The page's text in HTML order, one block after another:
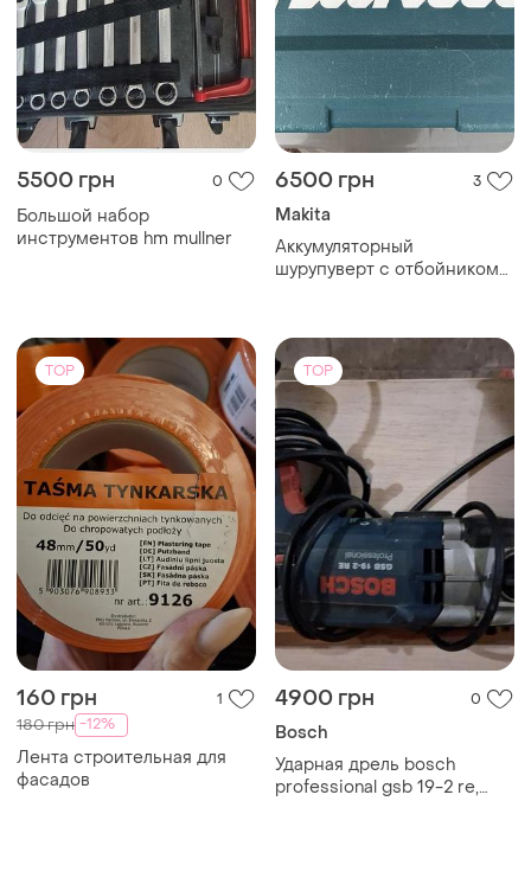
5500 грн 0
Большой набор
инструментов hm mullner
6500 грн 3
Makita
Аккумуляторный
шурупуверт с отбойником
TOP
160 грн 1
180 грн -12%
Лента строительная для
фасадов
TOP
4900 грн 0
Bosch
Ударная дрель bosch
professional gsb 19-2 re,